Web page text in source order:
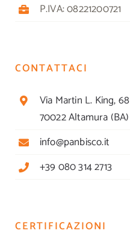
P.IVA: 08221200721
CONTATTACI
Via Martin L. King, 68
70022 Altamura (BA)
info@panbisco.it
+39 080 314 2713
CERTIFICAZIONI